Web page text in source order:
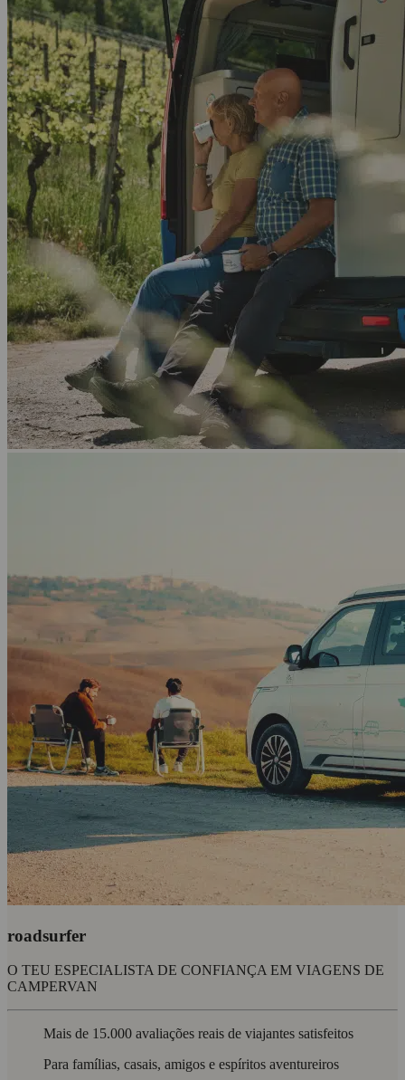
roadsurfer
O TEU ESPECIALISTA DE CONFIANÇA EM VIAGENS DE
CAMPERVAN
Mais de 15.000 avaliações reais de viajantes satisfeitos
Para famílias, casais, amigos e espíritos aventureiros